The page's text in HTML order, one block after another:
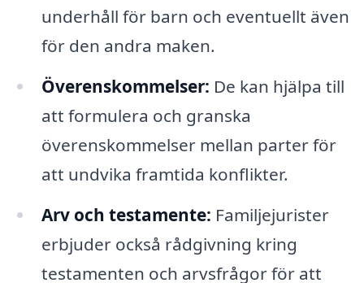
underhåll för barn och eventuellt även
för den andra maken.
Överenskommelser: De kan hjälpa till
att formulera och granska
överenskommelser mellan parter för
att undvika framtida konflikter.
Arv och testamente: Familjejurister
erbjuder också rådgivning kring
testamenten och arvsfrågor för att